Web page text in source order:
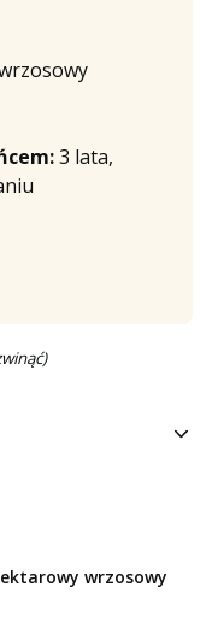
3 lata,
wrzosowy